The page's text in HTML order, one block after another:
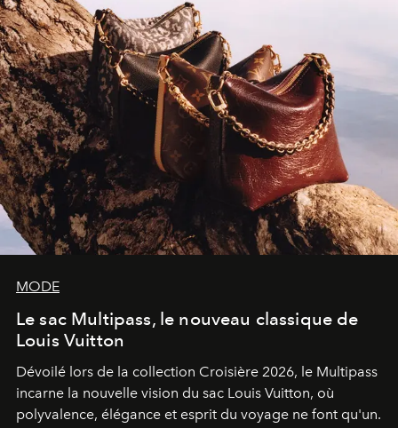
MODE
Le sac Multipass, le nouveau classique de
Louis Vuitton
Dévoilé lors de la collection Croisière 2026, le Multipass
incarne la nouvelle vision du sac Louis Vuitton, où
polyvalence, élégance et esprit du voyage ne font qu'un.